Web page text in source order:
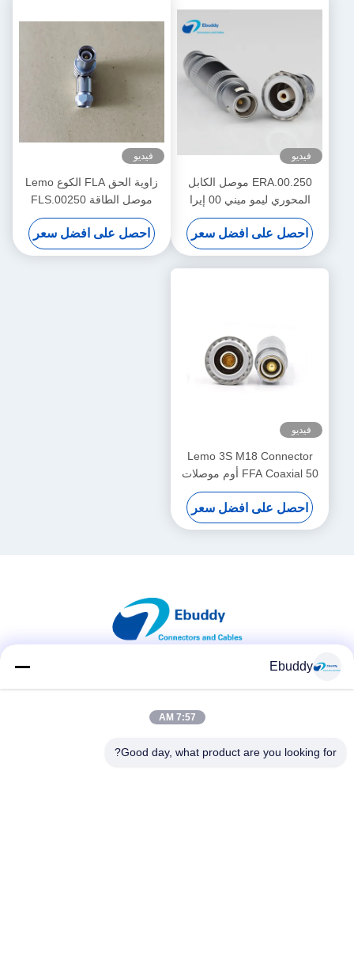
فيديو
ERA.00.250 موصل الكابل
المحوري ليمو ميني 00 إيرا
المحوري أنثى المقبس
احصل على افضل سعر
فيديو
زاوية الحق FLA الكوع Lemo
موصل الطاقة FLS.00250
احصل على افضل سعر
فيديو
Lemo 3S M18 Connector
FFA Coaxial 50 أوم موصلات
ذكر وأنثى FFA.3S.250
احصل على افضل سعر
اتصال سريع
Ebuddy
7:57 AM
Good day, what product are you looking for?